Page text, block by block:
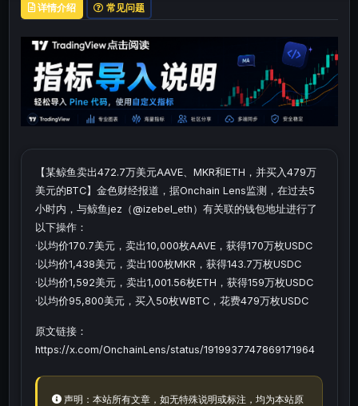
详情介绍 常见问题
【某鲸鱼卖出472.7万美元AAVE、MKR和ETH，并买入479万
美元的BTC】金色财经报道，据Onchain Lens监测，在过去5
小时内，与鲸鱼jez（@izebel_eth）有关联的钱包地址进行了
以下操作：
·以均价170.7美元，卖出10,000枚AAVE，获得170万枚USDC
·以均价1,438美元，卖出100枚MKR，获得143.7万枚USDC
·以均价1,592美元，卖出1,001.56枚ETH，获得159万枚USDC
·以均价95,800美元，买入50枚WBTC，花费479万枚USDC
原文链接：
https://x.com/OnchainLens/status/1919937747869171964
声明：本站所有文章，如无特殊说明或标注，均为本站原